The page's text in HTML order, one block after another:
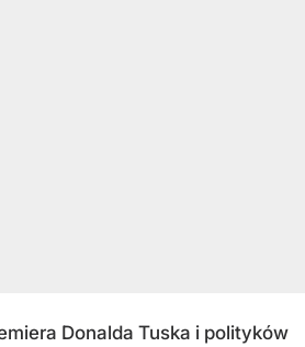
Donalda Tuska i polityków